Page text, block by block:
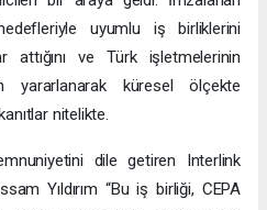
uyumlu iş birliklerini
attığını ve Türk işletmelerinin
yararlanarak küresel ölçekte
nitelikte.
dile getiren Interlink
Yıldırım “Bu iş birliği, CEPA